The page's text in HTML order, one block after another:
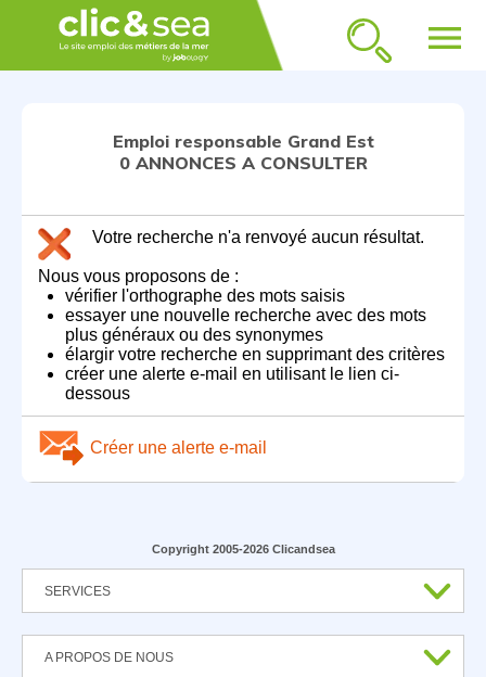
menu
Emploi responsable Grand Est
0 ANNONCES A CONSULTER
Votre recherche n'a renvoyé aucun résultat.
Nous vous proposons de :
vérifier l'orthographe des mots saisis
essayer une nouvelle recherche avec des mots
plus généraux ou des synonymes
élargir votre recherche en supprimant des critères
créer une alerte e-mail en utilisant le lien ci-
dessous
Créer une alerte e-mail
Copyright 2005-2026 Clicandsea
SERVICES
A PROPOS DE NOUS